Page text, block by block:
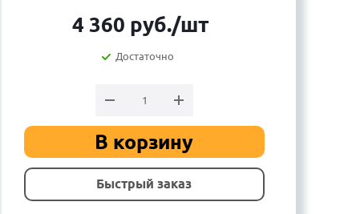
4 360 руб./шт
Достаточно
В корзину
Быстрый заказ